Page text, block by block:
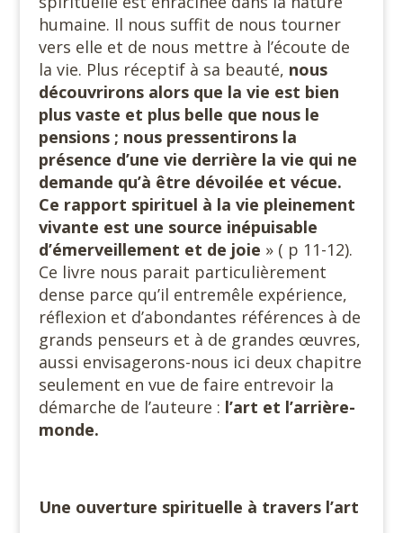
humaine. Il nous suffit de nous tourner
vers elle et de nous mettre à l’écoute de
la vie. Plus réceptif à sa beauté, nous
découvrirons alors que la vie est bien
plus vaste et plus belle que nous le
pensions ; nous pressentirons la
présence d’une vie derrière la vie qui ne
demande qu’à être dévoilée et vécue.
Ce rapport spirituel à la vie pleinement
vivante est une source inépuisable
d’émerveillement et de joie » ( p 11-12).
Ce livre nous parait particulièrement
dense parce qu’il entremêle expérience,
réflexion et d’abondantes références à de
grands penseurs et à de grandes œuvres,
aussi envisagerons-nous ici deux chapitre
seulement en vue de faire entrevoir la
démarche de l’auteure : l’art et l’arrière-
monde.
Une ouverture spirituelle à travers l’art